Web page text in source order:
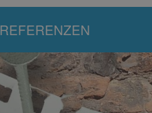
REFERENZEN